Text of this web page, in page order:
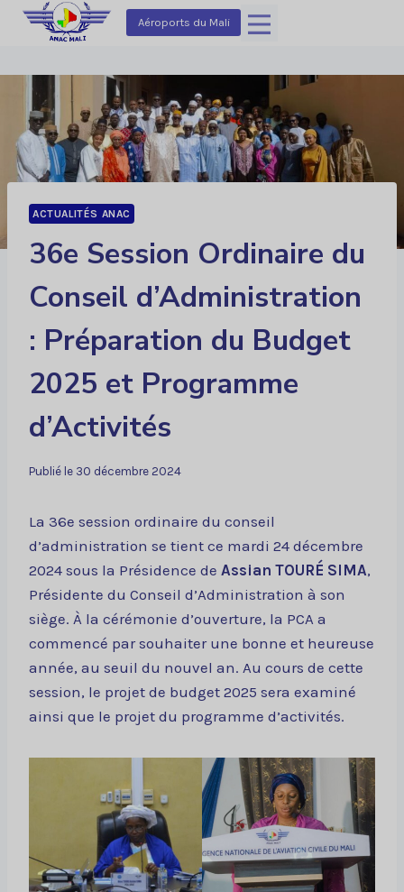
Aller
Aéroports du Mali
ACTUALITÉS ANAC
36e Session Ordinaire du
Conseil d’Administration
: Préparation du Budget
2025 et Programme
d’Activités
Publié le 30 décembre 2024
La 36e session ordinaire du conseil
d’administration se tient ce mardi 24 décembre
2024 sous la Présidence de Assian TOURÉ SIMA,
Présidente du Conseil d’Administration à son
siège. À la cérémonie d’ouverture, la PCA a
commencé par souhaiter une bonne et heureuse
année, au seuil du nouvel an. Au cours de cette
session, le projet de budget 2025 sera examiné
ainsi que le projet du programme d’activités.